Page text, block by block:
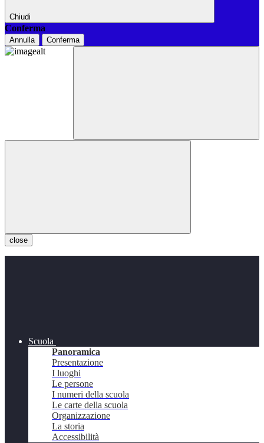
Chiudi
Conferma
Annulla Conferma
close
Scuola
Panoramica
Presentazione
I luoghi
Le persone
I numeri della scuola
Le carte della scuola
Organizzazione
La storia
Accessibilità